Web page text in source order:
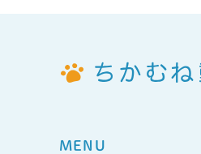
MENU